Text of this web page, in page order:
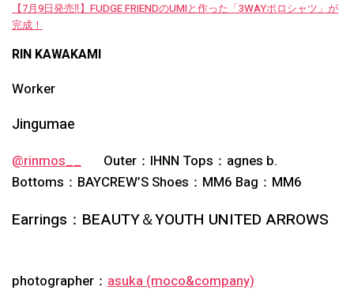
【7月9日発売‼︎】FUDGE FRIENDのUMIと作った「3WAYポロシャツ」が
完成！
RIN KAWAKAMI
Worker
Jingumae
@rinmos__ Outer：IHNN Tops：agnes b.
Bottoms：BAYCREW’S Shoes：MM6 Bag：MM6
Earrings：BEAUTY＆YOUTH UNITED ARROWS
photographer： asuka (moco&company)